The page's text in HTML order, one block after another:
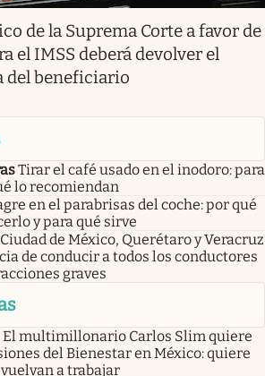
de la Suprema Corte a favor de
el IMSS deberá devolver el
del beneficiario
Tirar el café usado en el inodoro: para
lo recomiendan
en el parabrisas del coche: por qué
y para qué sirve
de México, Querétaro y Veracruz
de conducir a todos los conductores
graves
El multimillonario Carlos Slim quiere
del Bienestar en México: quiere
a trabajar